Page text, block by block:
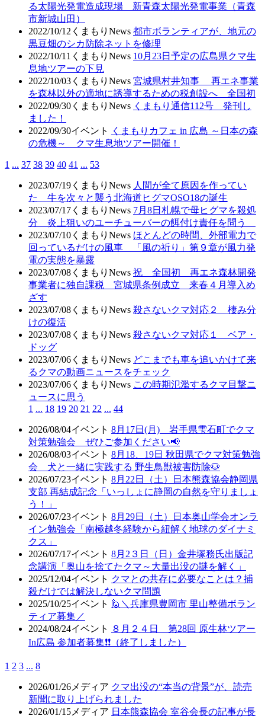
る太陽光発電造成現場 新青森太陽光発電事業（青森
市新城山田）
2022/10/12 くまもりNews 都市ボランティアが、地元の
黒豆畑のシカ防除ネットを修理
2022/10/11 くまもりNews 10月23日予定の広島県クマ生
息地ツアーの下見
2022/10/03 くまもりNews 宮城県村井知事 再エネ事業
を森林以外の適地に誘導するための税創設へ 全国初
2022/09/30 くまもりNews くまもり通信112号 発刊し
ました！
2022/09/30イベント
くまもりカフェ in 広島 ～日本の森
の危機～ クマ生息地ツアー開催！
1 ... 37 38 39 40 41 ... 53
2023/07/19 くまもりNews 人間が全て原因を作ってい
た 牛を次々と襲う北海道ヒグマOSO18の誕生
2023/07/17 くまもりNews 7月8日札幌で母ヒグマを殺処
分 炎上狙いのユーチューバーの餌付け責任を問う
2023/07/10 くまもりNews ほとんどの時間、外部電力で
回っているだけの風車 「風の祈り」第９章が風力発
電の実態を暴露
2023/07/08 くまもりNews 祝 全国初 再エネ森林開発
事業者に独自課税 宮城県条例成立 来春４月導入め
ざす
2023/07/08 くまもりNews 殺さないクマ対応２ 棲み分
けの復活
2023/07/08 くまもりNews 殺さないクマ対応１ ベア・
ドッグ
2023/07/06 くまもりNews どこまでも車を追いかけて来
るクマの動画ニュースをチェック
2023/07/06 くまもりNews この時期氾濫するクマ目撃ニ
ュースに思う
1 ... 18 19 20 21 22 ... 44
2026/08/04イベント 8月17日(月) 岩手県雫石町でクマ
対策勉強会 ぜひご参加ください📢
2026/08/03イベント 8月18、19日 秋田県でクマ対策勉強
会 犬と一緒に実践する 野生鳥獣被害防除🐶
2026/07/23イベント 8月22日（土）日本熊森協会静岡県
支部 再結成記念「いっしょに静岡の自然を守りましょ
う！」
2026/07/23イベント 8月29日（土）日本奥山学会オンラ
イン勉強会「南極越冬経験から紐解く地球のダイナミ
クス」
2026/07/17イベント 8月2３日（日）金井塚務氏出版記
念講演「奥山を捨てたクマ～大量出没の謎を解く」
2025/12/04イベント クマとの共存に必要なことは？捕
殺だけでは解決しないクマ問題
2025/10/25イベント 🙋＼兵庫県豊岡市 里山整備ボラン
ティア募集／
2024/08/24イベント
８月２４日 第28回 原生林ツアー
In広島 参加者募集❗❗（終了しました）
1 2 3 ... 8
2026/01/26 メディア クマ出没の“本当の背景”が、読売
新聞に取り上げられました
2026/01/15 メディア 日本熊森協会 室谷会長の記事が長